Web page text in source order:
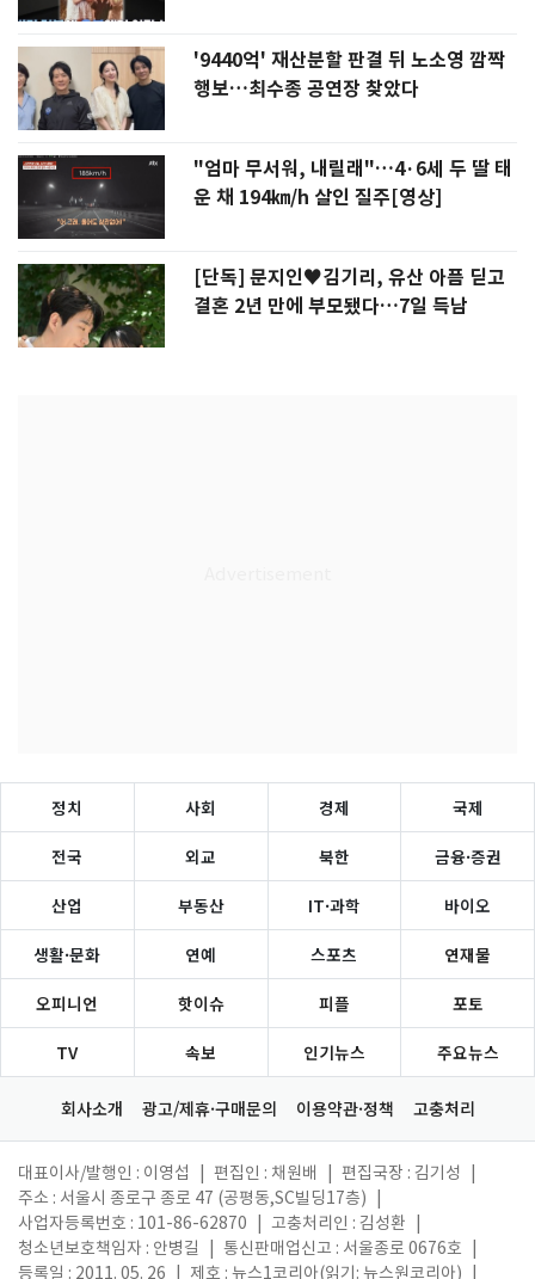
'9440억' 재산분할 판결 뒤 노소영 깜짝
행보…최수종 공연장 찾았다
"엄마 무서워, 내릴래"…4·6세 두 딸 태
운 채 194㎞/h 살인 질주[영상]
[단독] 문지인♥김기리, 유산 아픔 딛고
결혼 2년 만에 부모됐다…7일 득남
정치 사회 경제 국제
전국 외교 북한 금융·증권
산업 부동산 IT·과학 바이오
생활·문화 연예 스포츠 연재물
오피니언 핫이슈 피플 포토
TV 속보 인기뉴스 주요뉴스
회사소개 광고/제휴·구매문의 이용약관·정책 고충처리
대표이사/발행인 : 이영섭 편집인 : 채원배 편집국장 : 김기성
주소 : 서울시 종로구 종로 47 (공평동,SC빌딩17층)
사업자등록번호 : 101-86-62870
고충처리인 : 김성환
청소년보호책임자 : 안병길
통신판매업신고 : 서울종로 0676호
등록일 : 2011. 05. 26
제호 : 뉴스1코리아(읽기: 뉴스원코리아)